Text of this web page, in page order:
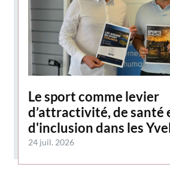
Le sport comme levier
d’attractivité, de santé
d'inclusion dans les
24 juil. 2026